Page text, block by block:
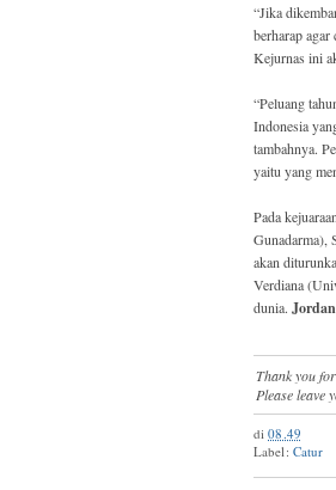
“Jika
berharap
Kejurnas ini
“Peluang
Indonesia
tambahnya.
yaitu yang
Pada
Gunadarma),
akan
Verdiana
dunia. Jordan
Thank you
Please leave
di08.49
Label: Catur